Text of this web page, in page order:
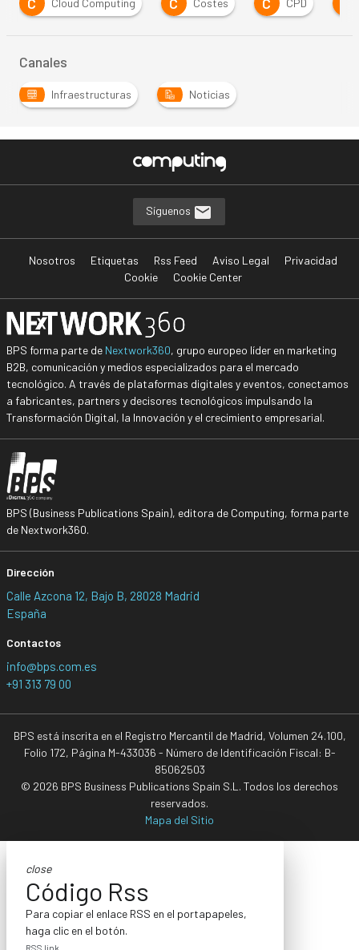
C
Cloud Computing C Costes C CPD
Canales
Infraestructuras Noticias
Síguenos
Nosotros Etiquetas Rss Feed Aviso Legal
Privacidad
Cookie
Cookie Center
BPS forma parte de Nextwork360, grupo europeo líder en marketing
B2B, comunicación y medios especializados para el mercado
tecnológico. A través de plataformas digitales y eventos, conectamos
a fabricantes, partners y decisores tecnológicos impulsando la
Transformación Digital, la Innovación y el crecimiento empresarial.
BPS (Business Publications Spain), editora de Computing, forma parte
de Nextwork360.
Dirección
Calle Azcona 12, Bajo B, 28028 Madrid
España
Contactos
info@bps.com.es
+91 313 79 00
BPS está inscrita en el Registro Mercantil de Madrid, Volumen 24.100,
Folio 172, Página M-433036 - Número de Identificación Fiscal: B-
85062503
© 2026 BPS Business Publications Spain S.L. Todos los derechos
reservados.
Mapa del Sitio
close
Código Rss
Para copiar el enlace RSS en el portapapeles,
haga clic en el botón.